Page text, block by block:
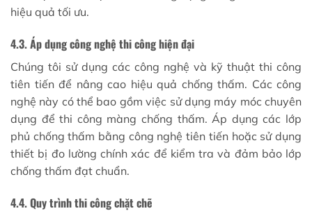
hiệu quả tối ưu.
4.3. Áp dụng công nghệ thi công hiện đại
Chúng tôi sử dụng các công nghệ và kỹ thuật thi công
tiên tiến để nâng cao hiệu quả chống thấm. Các công
nghệ này có thể bao gồm việc sử dụng máy móc chuyên
dụng để thi công màng chống thấm. Áp dụng các lớp
phủ chống thấm bằng công nghệ tiên tiến hoặc sử dụng
thiết bị đo lường chính xác để kiểm tra và đảm bảo lớp
chống thấm đạt chuẩn.
4.4. Quy trình thi công chặt chẽ